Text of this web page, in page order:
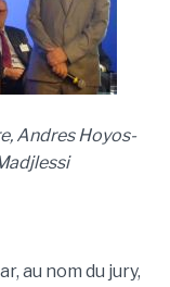
Andres Hoyos-
au nom du jury,